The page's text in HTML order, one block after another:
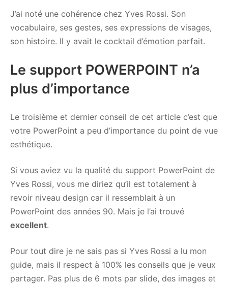
J’ai noté une cohérence chez Yves Rossi. Son
vocabulaire, ses gestes, ses expressions de visages,
son histoire. Il y avait le cocktail d’émotion parfait.
Le support POWERPOINT n’a
plus d’importance
Le troisième et dernier conseil de cet article c’est que
votre PowerPoint a peu d’importance du point de vue
esthétique.
Si vous aviez vu la qualité du support PowerPoint de
Yves Rossi, vous me diriez qu’il est totalement à
revoir niveau design car il ressemblait à un
PowerPoint des années 90. Mais je l’ai trouvé
excellent.
Pour tout dire je ne sais pas si Yves Rossi a lu mon
guide, mais il respect à 100% les conseils que je veux
partager. Pas plus de 6 mots par slide, des images et